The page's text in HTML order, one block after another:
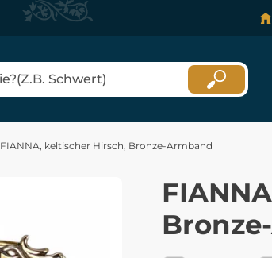
FIANNA, keltischer Hirsch, Bronze-Armband